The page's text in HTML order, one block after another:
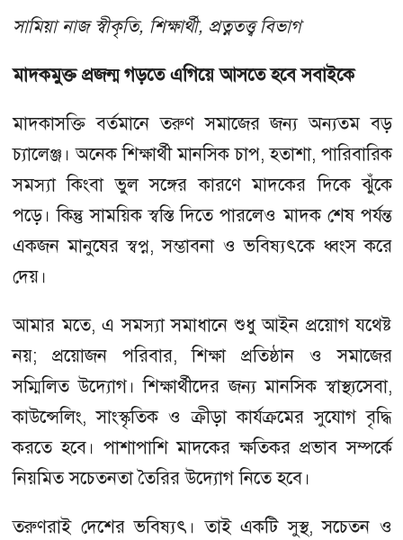
সামিয়া নাজ স্বীকৃতি, শিক্ষার্থী, প্রত্নতত্ত্ব বিভাগ
মাদকমুক্ত প্রজন্ম গড়তে এগিয়ে আসতে হবে সবাইকে
মাদকাসক্তি বর্তমানে তরুণ সমাজের জন্য অন্যতম বড়
চ্যালেঞ্জ। অনেক শিক্ষার্থী মানসিক চাপ, হতাশা, পারিবারিক
সমস্যা কিংবা ভুল সঙ্গের কারণে মাদকের দিকে ঝুঁকে
পড়ে। কিন্তু সাময়িক স্বস্তি দিতে পারলেও মাদক শেষ পর্যন্ত
একজন মানুষের স্বপ্ন, সম্ভাবনা ও ভবিষ্যৎকে ধ্বংস করে
দেয়।
আমার মতে, এ সমস্যা সমাধানে শুধু আইন প্রয়োগ যথেষ্ট
নয়; প্রয়োজন পরিবার, শিক্ষা প্রতিষ্ঠান ও সমাজের
সম্মিলিত উদ্যোগ। শিক্ষার্থীদের জন্য মানসিক স্বাস্থ্যসেবা,
কাউন্সেলিং, সাংস্কৃতিক ও ক্রীড়া কার্যক্রমের সুযোগ বৃদ্ধি
করতে হবে। পাশাপাশি মাদকের ক্ষতিকর প্রভাব সম্পর্কে
নিয়মিত সচেতনতা তৈরির উদ্যোগ নিতে হবে।
তরুণরাই দেশের ভবিষ্যৎ। তাই একটি সুস্থ, সচেতন ও